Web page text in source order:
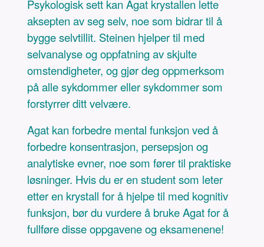
Psykologisk sett kan Agat krystallen lette
aksepten av seg selv, noe som bidrar til å
bygge selvtillit. Steinen hjelper til med
selvanalyse og oppfatning av skjulte
omstendigheter, og gjør deg oppmerksom
på alle sykdommer eller sykdommer som
forstyrrer ditt velvære.
Agat kan forbedre mental funksjon ved å
forbedre konsentrasjon, persepsjon og
analytiske evner, noe som fører til praktiske
løsninger. Hvis du er en student som leter
etter en krystall for å hjelpe til med kognitiv
funksjon, bør du vurdere å bruke Agat for å
fullføre disse oppgavene og eksamenene!